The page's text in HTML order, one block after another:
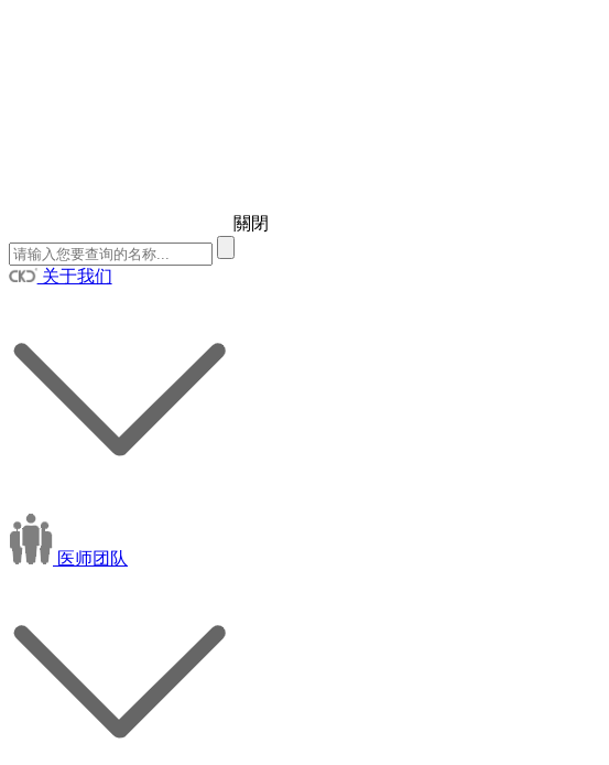
關閉
关于我们
医师团队